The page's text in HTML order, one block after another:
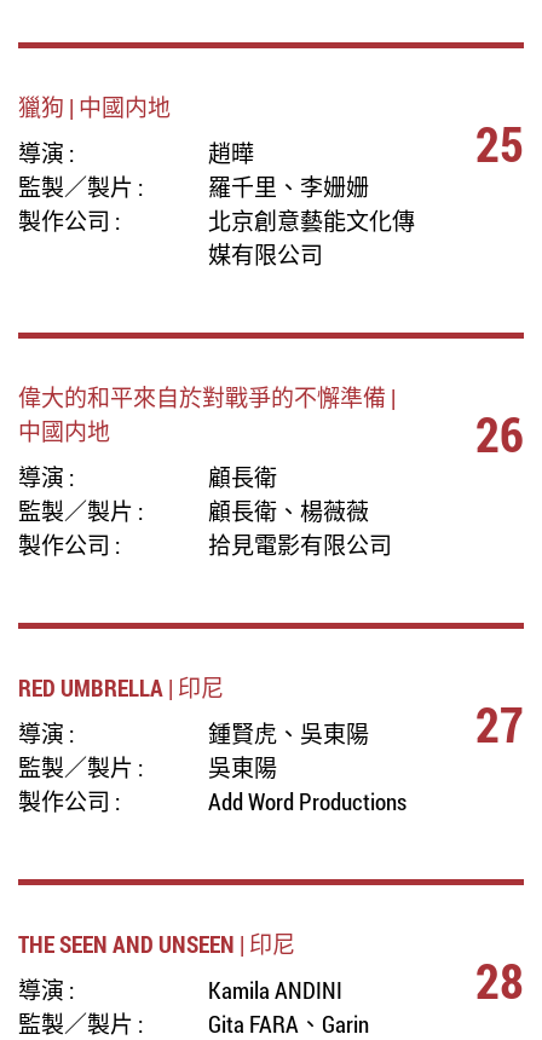
獵狗 | 中國内地
導演 :
趙曄
監製／製片 :
羅千里、李姗姗
製作公司 :
北京創意藝能文化傳
媒有限公司
25
偉大的和平來自於對戰爭的不懈準備 |
中國内地
導演 :
顧長衛
監製／製片 :
顧長衛、楊薇薇
製作公司 :
拾見電影有限公司
26
RED UMBRELLA | 印尼
導演 :
鍾賢虎、吳東陽
監製／製片 :
吳東陽
製作公司 :
Add Word Productions
27
THE SEEN AND UNSEEN | 印尼
導演 :
Kamila ANDINI
監製／製片 :
Gita FARA、Garin
28